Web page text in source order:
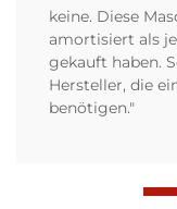
keine. Diese
amortisiert als
gekauft haben.
Hersteller, die
benötigen."